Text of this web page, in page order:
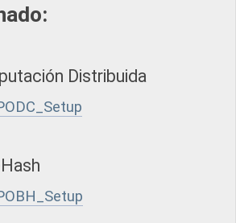
Distribuida